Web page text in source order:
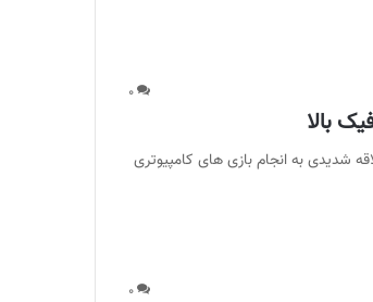
۰
بالا
شدیدی به انجام بازی های کامپیوتری
۰